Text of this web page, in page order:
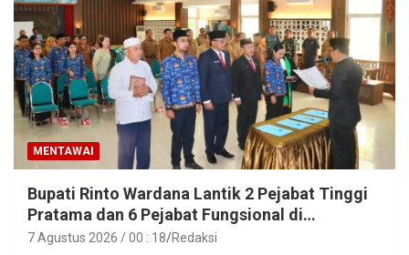
MENTAWAI
Bupati Rinto Wardana Lantik 2 Pejabat Tinggi
Pratama dan 6 Pejabat Fungsional di
Lingkungan Pemkab Kepulauan Mentawai
7 Agustus 2026 / 00 : 18 Redaksi